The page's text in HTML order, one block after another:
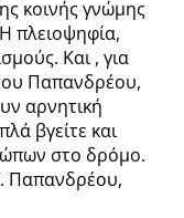
κοινής γνώμης
Η πλειοψηφία,
Και , για
Παπανδρέου,
αρνητική
βγείτε και
στο δρόμο.
Παπανδρέου,